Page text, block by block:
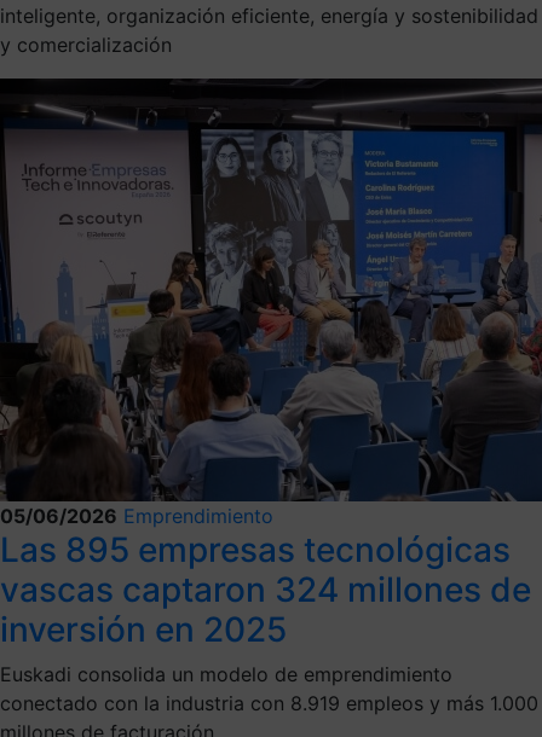
inteligente, organización eficiente, energía y sostenibilidad
y comercialización
05/06/2026 Emprendimiento
Las 895 empresas tecnológicas
vascas captaron 324 millones de
inversión en 2025
Euskadi consolida un modelo de emprendimiento
conectado con la industria con 8.919 empleos y más 1.000
millones de facturación